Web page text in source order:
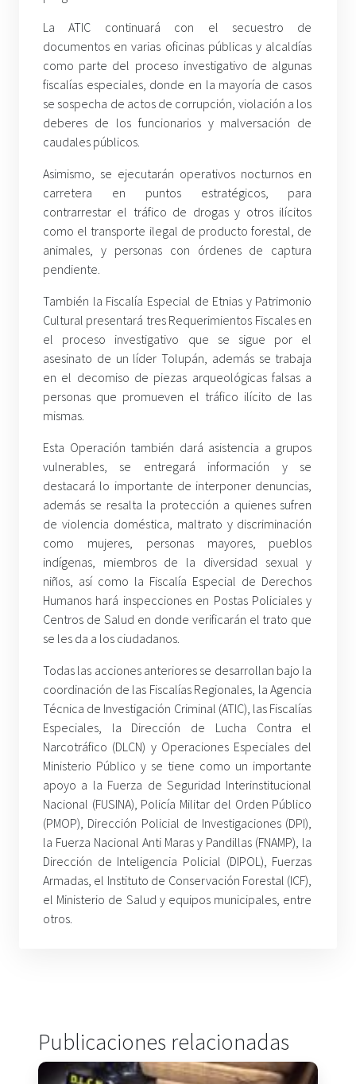
La ATIC continuará con el secuestro de
documentos en varias oficinas públicas y alcaldías
como parte del proceso investigativo de algunas
fiscalías especiales, donde en la mayoría de casos
se sospecha de actos de corrupción, violación a los
deberes de los funcionarios y malversación de
caudales públicos.
Asimismo, se ejecutarán operativos nocturnos en
carretera en puntos estratégicos, para
contrarrestar el tráfico de drogas y otros ilícitos
como el transporte ilegal de producto forestal, de
animales, y personas con órdenes de captura
pendiente.
También la Fiscalía Especial de Etnias y Patrimonio
Cultural presentará tres Requerimientos Fiscales en
el proceso investigativo que se sigue por el
asesinato de un líder Tolupán, además se trabaja
en el decomiso de piezas arqueológicas falsas a
personas que promueven el tráfico ilícito de las
mismas.
Esta Operación también dará asistencia a grupos
vulnerables, se entregará información y se
destacará lo importante de interponer denuncias,
además se resalta la protección a quienes sufren
de violencia doméstica, maltrato y discriminación
como mujeres, personas mayores, pueblos
indígenas, miembros de la diversidad sexual y
niños, así como la Fiscalía Especial de Derechos
Humanos hará inspecciones en Postas Policiales y
Centros de Salud en donde verificarán el trato que
se les da a los ciudadanos.
Todas las acciones anteriores se desarrollan bajo la
coordinación de las Fiscalías Regionales, la Agencia
Técnica de Investigación Criminal (ATIC), las Fiscalías
Especiales, la Dirección de Lucha Contra el
Narcotráfico (DLCN) y Operaciones Especiales del
Ministerio Público y se tiene como un importante
apoyo a la Fuerza de Seguridad Interinstitucional
Nacional (FUSINA), Policía Militar del Orden Público
(PMOP), Dirección Policial de Investigaciones (DPI),
la Fuerza Nacional Anti Maras y Pandillas (FNAMP), la
Dirección de Inteligencia Policial (DIPOL), Fuerzas
Armadas, el Instituto de Conservación Forestal (ICF),
el Ministerio de Salud y equipos municipales, entre
otros.
Publicaciones relacionadas